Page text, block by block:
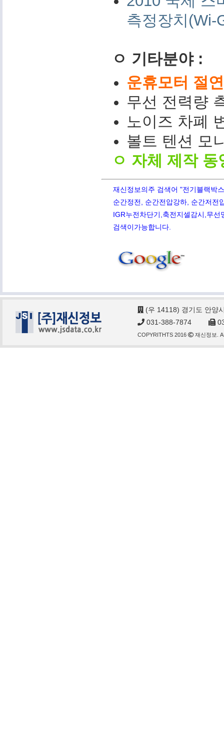
측정장치(Wi-
ㅇ 기타분야 :
운휴모터 절
무선 전력량
노이즈 차폐
볼트 텐션 모
ㅇ 자체 제작
재신정보의주 검색어 "전기블랙박
순간정전, 순간전압강하, 순간저전
IGR누전차단기,축전지셀감시,무
검색이가능합니다.
(우 14118) 경기도 안양
031-388-7874
COPYRITHTS 2016 재신정보.